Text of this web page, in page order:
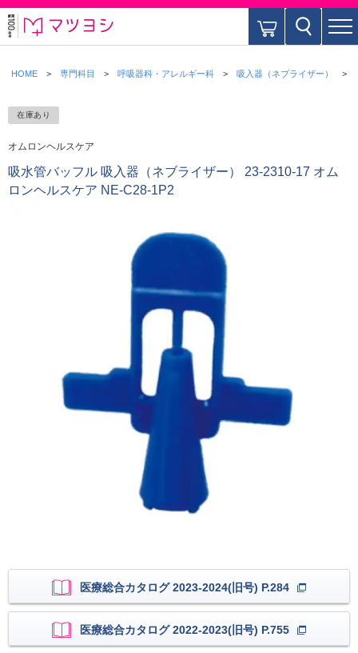
HOME 専門科目 呼吸器科・アレルギー科 吸入器（ネブライザー）
在庫あり
オムロンヘルスケア
吸水管バッフル 吸入器（ネブライザー） 23-2310-17 オム
ロンヘルスケア NE-C28-1P2
医療総合カタログ 2023-2024(旧号) P.284
医療総合カタログ 2022-2023(旧号) P.755